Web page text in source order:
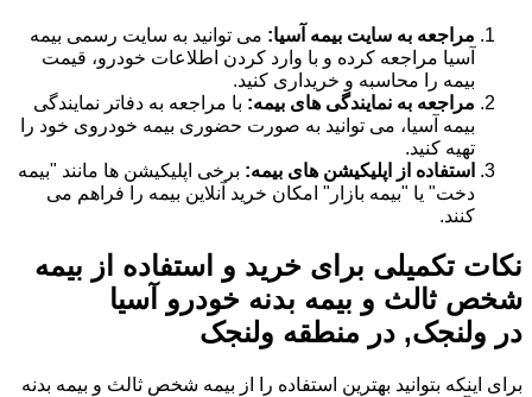
مراجعه به سایت بیمه آسیا: می توانید به سایت رسمی بیمه
آسیا مراجعه کرده و با وارد کردن اطلاعات خودرو، قیمت
بیمه را محاسبه و خریداری کنید.
مراجعه به نمایندگی های بیمه: با مراجعه به دفاتر نمایندگی
بیمه آسیا، می توانید به صورت حضوری بیمه خودروی خود را
تهیه کنید.
استفاده از اپلیکیشن های بیمه: برخی اپلیکیشن ها مانند "بیمه
دخت" یا "بیمه بازار" امکان خرید آنلاین بیمه را فراهم می
کنند.
نکات تکمیلی برای خرید و استفاده از بیمه
شخص ثالث و بیمه بدنه خودرو آسیا
در ولنجک, در منطقه ولنجک
برای اینکه بتوانید بهترین استفاده را از بیمه شخص ثالث و بیمه بدنه